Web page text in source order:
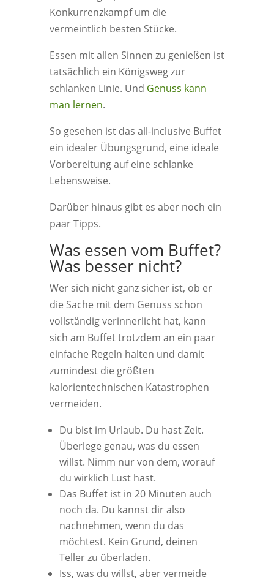
Konkurrenzkampf um die
vermeintlich besten Stücke.
Essen mit allen Sinnen zu genießen ist
tatsächlich ein Königsweg zur
schlanken Linie. Und Genuss kann
man lernen.
So gesehen ist das all-inclusive Buffet
ein idealer Übungsgrund, eine ideale
Vorbereitung auf eine schlanke
Lebensweise.
Darüber hinaus gibt es aber noch ein
paar Tipps.
Was essen vom Buffet?
Was besser nicht?
Wer sich nicht ganz sicher ist, ob er
die Sache mit dem Genuss schon
vollständig verinnerlicht hat, kann
sich am Buffet trotzdem an ein paar
einfache Regeln halten und damit
zumindest die größten
kalorientechnischen Katastrophen
vermeiden.
Du bist im Urlaub. Du hast Zeit.
Überlege genau, was du essen
willst. Nimm nur von dem, worauf
du wirklich Lust hast.
Das Buffet ist in 20 Minuten auch
noch da. Du kannst dir also
nachnehmen, wenn du das
möchtest. Kein Grund, deinen
Teller zu überladen.
Iss, was du willst, aber vermeide